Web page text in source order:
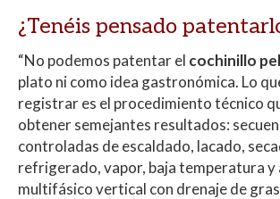
¿Tenéis pensado
“No podemos patentar el cochinillo
plato ni como idea gastronómica. Lo
registrar es el procedimiento técnico
obtener semejantes resultados:
controladas de escaldado, lacado,
refrigerado, vapor, baja temperatura y
multifásico vertical con drenaje de